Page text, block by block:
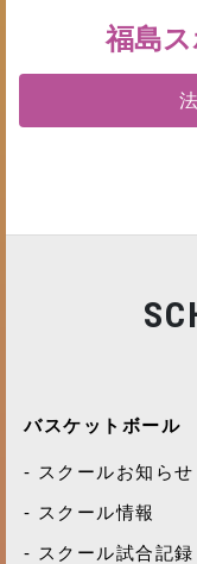
福島
バスケットボール
スクールお知らせ
スクール情報
スクール試合記録